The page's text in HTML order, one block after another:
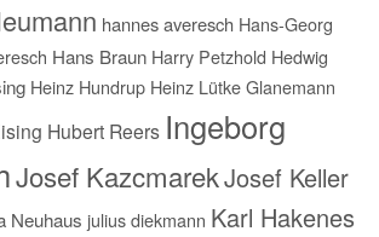
hannes averesch Hans-Georg
Hans Braun Harry Petzhold Hedwig
Heinz Hundrup Heinz Lütke Glanemann
Hubert Reers Ingeborg
Josef KazcmarekJosef Keller
Neuhaus julius diekmann Karl Hakenes